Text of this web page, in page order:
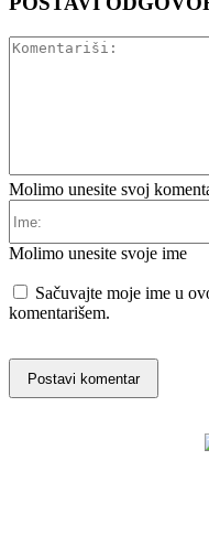
Molimo unesite svoj
Molimo unesite svoje ime
Sačuvajte moje ime u
komentarišem.